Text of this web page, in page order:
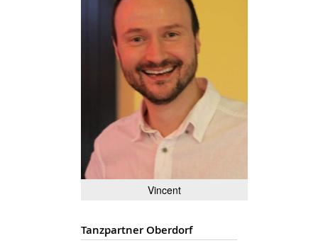
Vincent
Tanzpartner Oberdorf